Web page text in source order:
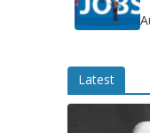
Latest